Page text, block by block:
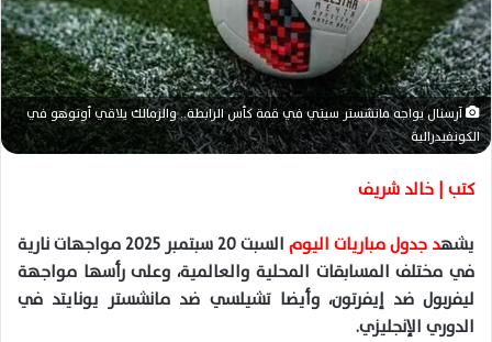
إ
ل
ك
ت
ر
و
ي
آرسنال يواجه مانشستر سيتي في قمة كأس الرابطة.. والزمالك يلاقي أوتوهو في
الكونفيدرالية
كتب | خالد شريف
يشهد جدول مباريات اليوم
السبت 20 سبتمبر 2025 مواجهات نارية
في مختلف المسابقات المحلية والعالمية، وعلى رأسها مواجهة
ليفربول ضد إيفرتون، وأيضا تشيلسي ضد مانشستر يونايتد في
الدوري الإنجليزي.